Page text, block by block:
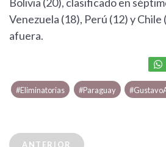
Bolivia (20), clasificado en
Venezuela (18), Perú (12) y Chile
afuera.
#Eliminatorias #Paraguay
ANTERIOR